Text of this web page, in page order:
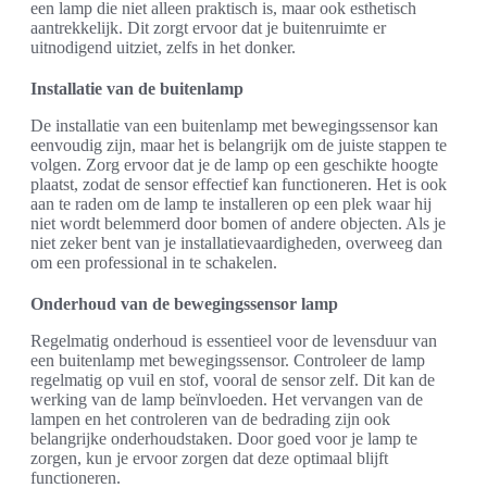
een lamp die niet alleen praktisch is, maar ook esthetisch
aantrekkelijk. Dit zorgt ervoor dat je buitenruimte er
uitnodigend uitziet, zelfs in het donker.
Installatie van de buitenlamp
De installatie van een buitenlamp met bewegingssensor kan
eenvoudig zijn, maar het is belangrijk om de juiste stappen te
volgen. Zorg ervoor dat je de lamp op een geschikte hoogte
plaatst, zodat de sensor effectief kan functioneren. Het is ook
aan te raden om de lamp te installeren op een plek waar hij
niet wordt belemmerd door bomen of andere objecten. Als je
niet zeker bent van je installatievaardigheden, overweeg dan
om een professional in te schakelen.
Onderhoud van de bewegingssensor lamp
Regelmatig onderhoud is essentieel voor de levensduur van
een buitenlamp met bewegingssensor. Controleer de lamp
regelmatig op vuil en stof, vooral de sensor zelf. Dit kan de
werking van de lamp beïnvloeden. Het vervangen van de
lampen en het controleren van de bedrading zijn ook
belangrijke onderhoudstaken. Door goed voor je lamp te
zorgen, kun je ervoor zorgen dat deze optimaal blijft
functioneren.